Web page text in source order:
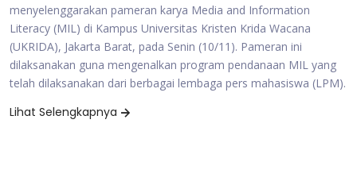
menyelenggarakan pameran karya Media and Information
Literacy (MIL) di Kampus Universitas Kristen Krida Wacana
(UKRIDA), Jakarta Barat, pada Senin (10/11). Pameran ini
dilaksanakan guna mengenalkan program pendanaan MIL yang
telah dilaksanakan dari berbagai lembaga pers mahasiswa (LPM).
Lihat Selengkapnya